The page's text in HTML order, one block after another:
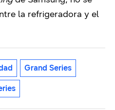
la refrigeradora y el
Grand Series